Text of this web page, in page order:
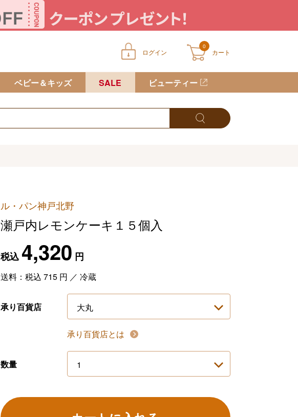
ログイン
0
カート
カートに商品が入っていません
ベビー＆キッズ SALE ビューティー
ル・パン神戸北野
瀬戸内レモンケーキ１５個入
税込4,320 円
送料：税込 715円 ／ 冷蔵
承り百貨店
承り百貨店とは
数量